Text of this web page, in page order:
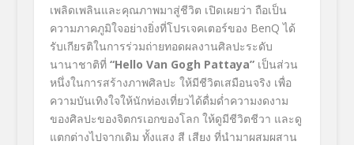
เพลิดเพลินและคุณภาพมาสู่ชีวิต เปิดเผยว่า ถือเป็น
ความภาคภูมิใจอย่างยิ่งที่โปรเจคเตอร์ของ BenQ ได้
รับเกียรติในการร่วมถ่ายทอดผลงานศิลปะระดับ
นานาชาติที่ “Hello Van Gogh Pattaya” เป็นส่วน
หนึ่งในการสร้างภาพศิลปะ ให้มีชีวิตเสมือนจริง เพื่อ
ความบันเทิงใจให้นักท่องเที่ยวได้ดื่มด่ำความงดงาม
ของศิลปะของจิตกรเอกของโลก ให้ดูมีชีวิตชีวา และดู
แตกต่างไปจากเดิม ทั้งแสง สี เสียง ที่นำมาผสมผสาน